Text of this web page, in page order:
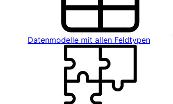
Datenmodelle mit allen Feldtypen